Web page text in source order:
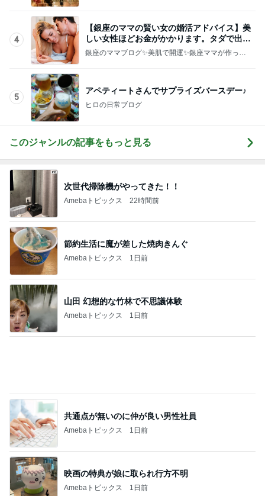
5
アペティートさんでサプライズバースデー♪
このジャンルの記事をもっと見る
Amebaトピックス 22時間前
節約生活に魔が差した焼肉きんぐ
Amebaトピックス 1日前
山田 幻想的な竹林で不思議体験
Amebaトピックス 1日前
映画の特典が娘に取られ行方不明
Amebaトピックス 1日前